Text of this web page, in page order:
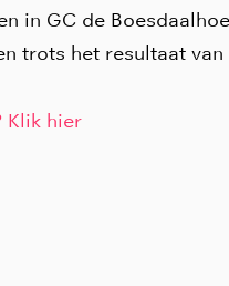
in GC de
trots het resultaat
Klik hier